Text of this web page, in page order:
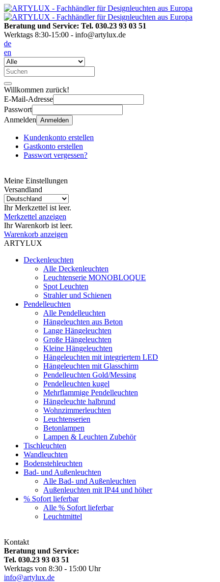
Beratung und Service: Tel. 030.23 93 03 51
Werktags 8:30-15:00 - info@artylux.de
de
en
Willkommen zurück!
E-Mail-Adresse
Passwort
Anmelden Anmelden
Kundenkonto erstellen
Gastkonto erstellen
Passwort vergessen?
Meine Einstellungen
Versandland
Ihr Merkzettel ist leer.
Merkzettel anzeigen
Ihr Warenkorb ist leer.
Warenkorb anzeigen
ARTYLUX
Deckenleuchten
Alle Deckenleuchten
Leuchtenserie MONOBLOQUE
Spot Leuchten
Strahler und Schienen
Pendelleuchten
Alle Pendelleuchten
Hängeleuchten aus Beton
Lange Hängeleuchten
Große Hängeleuchten
Kleine Hängeleuchten
Hängeleuchten mit integriertem LED
Hängeleuchten mit Glasschirm
Pendelleuchten Gold/Messing
Pendelleuchten kugel
Mehrflammige Pendelleuchten
Hängeleuchte halbrund
Wohnzimmerleuchten
Leuchtenserien
Betonlampen
Lampen & Leuchten Zubehör
Tischleuchten
Wandleuchten
Bodenstehleuchten
Bad- und Außenleuchten
Alle Bad- und Außenleuchten
Außenleuchten mit IP44 und höher
% Sofort lieferbar
Alle % Sofort lieferbar
Leuchtmittel
Kontakt
Beratung und Service:
Tel. 030.23 93 03 51
Werktags von 8:30 - 15:00 Uhr
info@artylux.de